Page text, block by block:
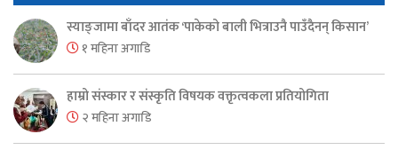
स्याङ्जामा बाँदर आतंक ‘पाकेको बाली भित्राउनै पाउँदैनन् किसान’
१ महिना अगाडि
हाम्रो संस्कार र संस्कृति विषयक वक्तृत्वकला प्रतियोगिता
२ महिना अगाडि